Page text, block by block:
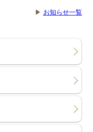
▶ お知らせ一覧